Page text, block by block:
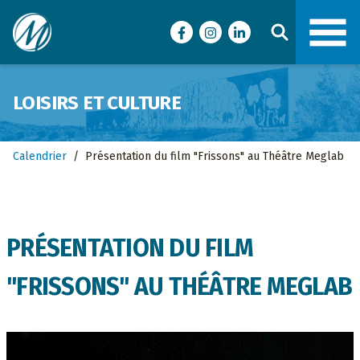
Ville de Malartic
FacebookInstagramLinkedIn
LOISIRS ET CULTURE
Calendrier / Présentation du film "Frissons" au Théâtre Meglab
PRÉSENTATION DU FILM
"FRISSONS" AU THÉÂTRE MEGLAB